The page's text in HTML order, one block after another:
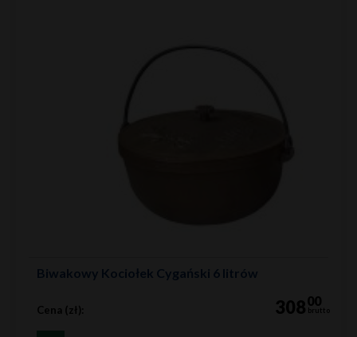
Biwakowy Kociołek Cygański 6 litrów
Cena (zł): 30800
brutto